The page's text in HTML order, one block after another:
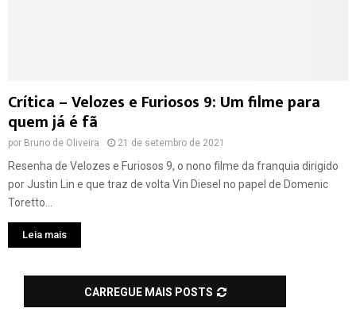
Crítica – Velozes e Furiosos 9: Um filme para
quem já é fã
por Bruno de Oliveira 21 de setembro de 2021
Resenha de Velozes e Furiosos 9, o nono filme da franquia dirigido
por Justin Lin e que traz de volta Vin Diesel no papel de Domenic
Toretto...
Leia mais
CARREGUE MAIS POSTS